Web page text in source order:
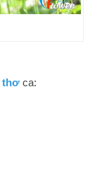
thơca: